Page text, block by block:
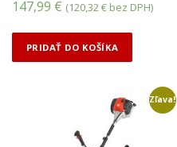
147,99 € (120,32€ bez DPH)
PRIDAŤ DO KOŠÍKA
Zľava!